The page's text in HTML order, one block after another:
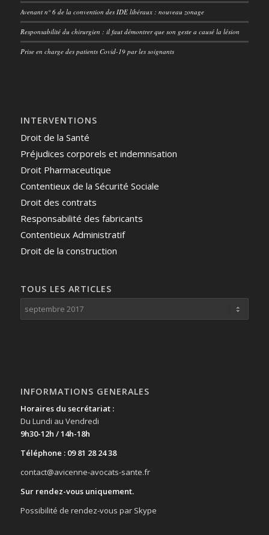
Avenant n° 6 de la convention des IDE libéraux : nouveau zonage
Responsabilité du chirurgien : il faut démontrer que son geste a causé la lésion
Prise en charge des patients Covid-19 par les soignants
INTERVENTIONS
Droit de la Santé
Préjudices corporels et indemnisation
Droit Pharmaceutique
Contentieux de la Sécurité Sociale
Droit des contrats
Responsabilité des fabricants
Contentieux Administratif
Droit de la construction
TOUS LES ARTICLES
INFORMATIONS GENERALES
Horaires du secrétariat :
Du Lundi au Vendredi
9h30-12h / 14h-18h
Téléphone : 09 81 28 24 38
contact@avicenne-avocats-sante.fr
Sur rendez-vous uniquement.
Possibilité de rendez-vous par Skype